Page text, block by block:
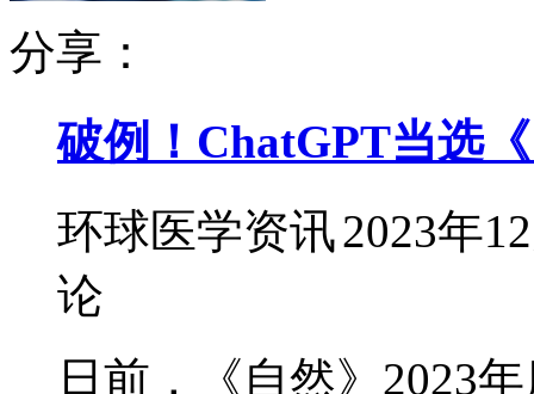
分享：
破例！ChatGPT当选
环球医学资讯2023年
论
日前，《自然》2023